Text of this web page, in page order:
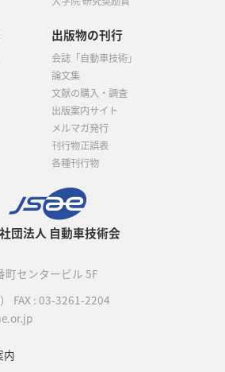
団法人 自動車技術会
町センタービル 5F
FAX : 03-3261-2204
内
出版物の刊行
会誌「自動車技術」
論文集
文献の購入・調査
出版案内サイト
メルマガ発行
刊行物正誤表
各種刊行物